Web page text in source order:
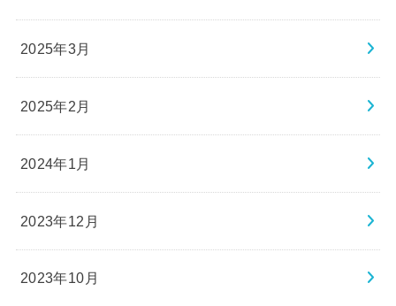
2025年3月
2025年2月
2024年1月
2023年12月
2023年10月